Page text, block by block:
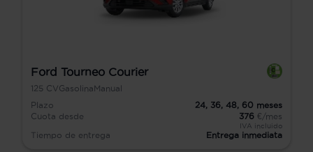
Ford Tourneo Courier
125 CVGasolinaManual
Plazo
24, 36, 48, 60 meses
Cuota desde
376 €/mes
IVA incluido
Tiempo de entrega Entrega inmediata